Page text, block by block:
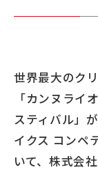
世界最大のク
「カンヌライ
スティバル」
イクス コンペ
いて、株式会